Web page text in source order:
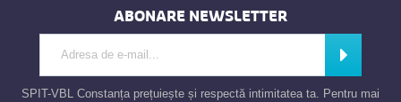
ABONARE NEWSLETTER
SPIT-VBL Constanța prețuiește și respectă intimitatea ta. Pentru mai